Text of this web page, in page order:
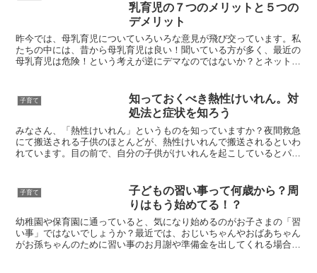
乳育児の７つのメリットと５つの
デメリット
昨今では、母乳育児についていろいろな意見が飛び交っています。私
たちの中には、昔から母乳育児は良い！聞いている方が多く、最近の
母乳育児は危険！という考えが逆にデマなのではないか？とネット上
子育て
知っておくべき熱性けいれん。対
処法と症状を知ろう
みなさん、「熱性けいれん」というものを知っていますか？夜間救急
にて搬送される子供のほとんどが、熱性けいれんで搬送されるといわ
れています。目の前で、自分の子供がけいれんを起こしているとパニ
子育て
子どもの習い事って何歳から？周
りはもう始めてる！？
幼稚園や保育園に通っていると、気になり始めるのがお子さまの「習
い事」ではないでしょうか？最近では、おじいちゃんやおばあちゃん
がお孫ちゃんのために習い事のお月謝や準備金を出してくれる場合も